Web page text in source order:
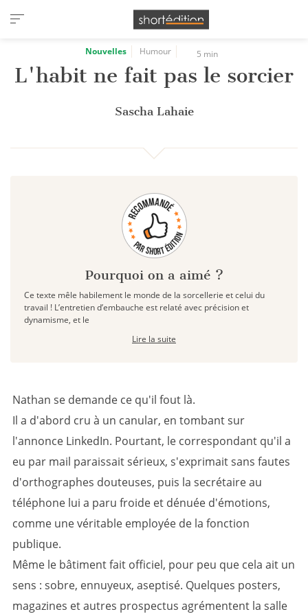
Panneau de gestion des cookies
Nouvelles Humour 5 min
L'habit ne fait pas le sorcier
Sascha Lahaie
Pourquoi on a aimé ?
Ce texte mêle habilement le monde de la sorcellerie et celui du
travail ! L’entretien d’embauche est relaté avec précision et
dynamisme, et le
Lire la suite
Nathan se demande ce qu'il fout là.
Il a d'abord cru à un canular, en tombant sur
l'annonce LinkedIn. Pourtant, le correspondant qu'il a
eu par mail paraissait sérieux, s'exprimait sans fautes
d'orthographes douteuses, puis la secrétaire au
téléphone lui a paru froide et dénuée d'émotions,
comme une véritable employée de la fonction
publique.
Même le bâtiment fait officiel, pour peu que cela ait un
sens : sobre, ennuyeux, aseptisé. Quelques posters,
magazines et autres prospectus agrémentent la salle